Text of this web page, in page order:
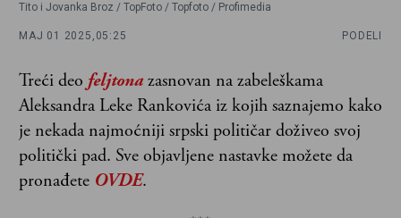
Tito i Jovanka Broz / TopFoto / Topfoto / Profimedia
MAJ 01 2025, 05:25 PODELI
Treći deo feljtona zasnovan na zabeleškama
Aleksandra Leke Rankovića iz kojih saznajemo kako
je nekada najmoćniji srpski političar doživeo svoj
politički pad. Sve objavljene nastavke možete da
pronađete OVDE.